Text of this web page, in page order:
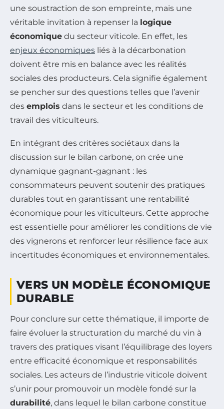
une soustraction de son empreinte, mais une
véritable invitation à repenser la logique
économique du secteur viticole. En effet, les
enjeux économiques liés à la décarbonation
doivent être mis en balance avec les réalités
sociales des producteurs. Cela signifie également
se pencher sur des questions telles que l’avenir
des emplois dans le secteur et les conditions de
travail des viticulteurs.
En intégrant des critères sociétaux dans la
discussion sur le bilan carbone, on crée une
dynamique gagnant-gagnant : les
consommateurs peuvent soutenir des pratiques
durables tout en garantissant une rentabilité
économique pour les viticulteurs. Cette approche
est essentielle pour améliorer les conditions de vie
des vignerons et renforcer leur résilience face aux
incertitudes économiques et environnementales.
VERS UN MODÈLE ÉCONOMIQUE
DURABLE
Pour conclure sur cette thématique, il importe de
faire évoluer la structuration du marché du vin à
travers des pratiques visant l’équilibrage des loyers
entre efficacité économique et responsabilités
sociales. Les acteurs de l’industrie viticole doivent
s’unir pour promouvoir un modèle fondé sur la
durabilité, dans lequel le bilan carbone constitue